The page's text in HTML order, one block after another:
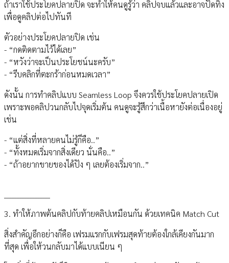
ถ้าเราใช้ประโยคปลายปิด จะทำให้คนดูรู้ว่า คลิปจบแล้วและอาจปัดทิ้ง
เพื่อดูคลิปต่อไปทันที
ตัวอย่างประโยคปลายปิด เช่น
- “กดติดตามไว้ได้เลย”
- “หวังว่าจะเป็นประโยชน์นะครับ”
- “รีบคลิกที่ตะกร้าก่อนหมดเวลา”
ดังนั้น การทำคลิปแบบ Seamless Loop จึงควรใช้ประโยคปลายเปิด
เพราะพอคลิปวนกลับไปจุดเริ่มต้น คนดูจะรู้สึกว่าเนื้อหายังต่อเนื่องอยู่
เช่น
- “แต่สิ่งที่หลายคนไม่รู้ก็คือ..”
- “ทั้งหมดเริ่มจากสิ่งเดียว นั่นคือ..”
- “ถ้าอยากขายของได้ปัง ๆ เลยต้องเริ่มจาก..”
3. ทำให้ภาพต้นคลิปกับท้ายคลิปเหมือนกัน ด้วยเทคนิค Match Cut
สิ่งสำคัญอีกอย่างก็คือ เฟรมแรกกับเฟรมสุดท้ายต้องใกล้เคียงกันมาก
ที่สุด เพื่อให้วนกลับมาได้แบบเนียน ๆ